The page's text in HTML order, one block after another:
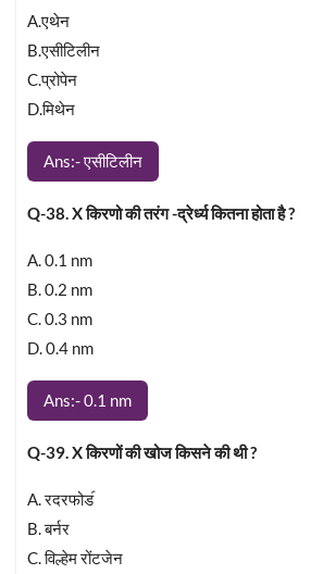
A.एथेन
B.एसीटिलीन
C.प्रोपेन
D.मिथेन
Ans:- एसीटिलीन
Q-38. X किरणो की तरंग -द्रेर्ध्य कितना होता है ?
A. 0.1 nm
B. 0.2 nm
C. 0.3 nm
D. 0.4 nm
Ans:- 0.1 nm
Q-39. X किरणों की खोज किसने की थी ?
A. रदरफोड॔
B. बर्नर
C. विल्हेम रोंटजेन